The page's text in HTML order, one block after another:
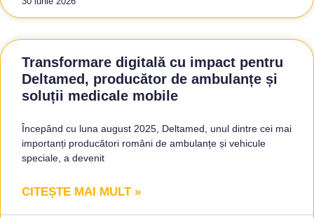
Transformare digitală cu impact pentru
Deltamed, producător de ambulanțe și
soluții medicale mobile
Începând cu luna august 2025, Deltamed, unul dintre cei mai
importanți producători români de ambulanțe și vehicule
speciale, a devenit
CITEȘTE MAI MULT »